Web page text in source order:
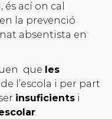
ací on cal
la prevenció
absentista en
que les
l’escola i per part
insuficientsi
.